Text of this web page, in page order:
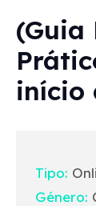
(Guia
início
Tipo:
Género: